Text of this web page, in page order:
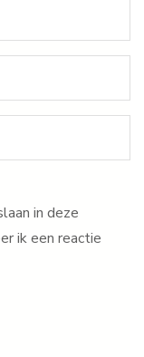
in deze
ik een reactie